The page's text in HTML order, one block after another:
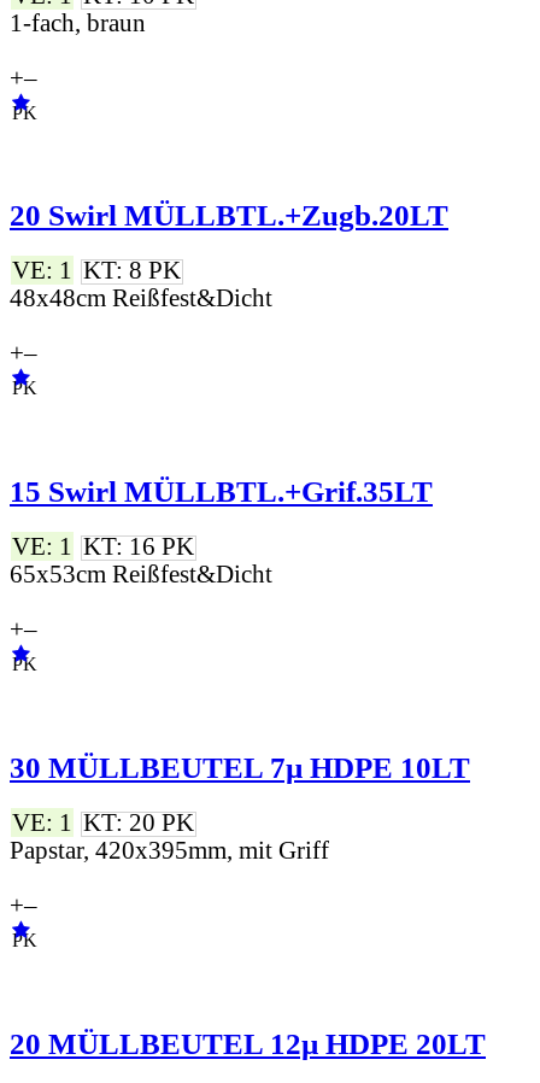
1-fach, braun
+–
PK
20 Swirl MÜLLBTL.+Zugb.20LT
VE: 1 KT: 8 PK
48x48cm Reißfest&Dicht
+–
PK
15 Swirl MÜLLBTL.+Grif.35LT
VE: 1 KT: 16 PK
65x53cm Reißfest&Dicht
+–
PK
30 MÜLLBEUTEL 7µ HDPE 10LT
VE: 1 KT: 20 PK
Papstar, 420x395mm, mit Griff
+–
PK
20 MÜLLBEUTEL 12µ HDPE 20LT